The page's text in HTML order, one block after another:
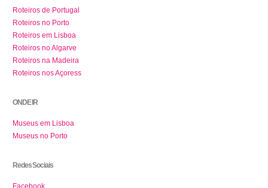
Roteiros de Portugal
Roteiros no Porto
Roteiros em Lisboa
Roteiros no Algarve
Roteiros na Madeira
Roteiros nos Açoress
ONDE IR
Museus em Lisboa
Museus no Porto
Redes Sociais
Facebook